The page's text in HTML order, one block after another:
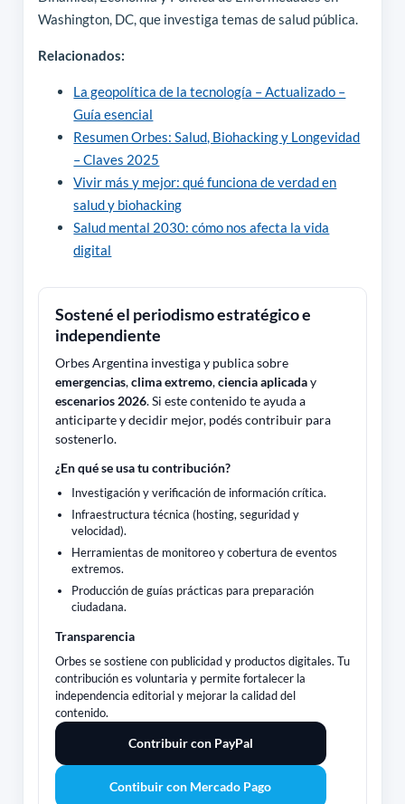
Washington, DC, que investiga temas de salud pública.
Relacionados:
La geopolítica de la tecnología – Actualizado –
Guía esencial
Resumen Orbes: Salud, Biohacking y Longevidad
– Claves 2025
Vivir más y mejor: qué funciona de verdad en
salud y biohacking
Salud mental 2030: cómo nos afecta la vida
digital
Sostené el periodismo estratégico e
independiente
Orbes Argentina investiga y publica sobre
emergencias,clima extremo,ciencia aplicaday
escenarios 2026. Si este contenido te ayuda a
anticiparte y decidir mejor, podés contribuir para
sostenerlo.
¿En qué se usa tu contribución?
Investigación y verificación de información crítica.
Infraestructura técnica (hosting, seguridad y
velocidad).
Herramientas de monitoreo y cobertura de eventos
extremos.
Producción de guías prácticas para preparación
ciudadana.
Transparencia
Orbes se sostiene con publicidad y productos digitales. Tu
contribución es voluntaria y permite fortalecer la
independencia editorial y mejorar la calidad del
contenido.
Contribuir con PayPal
Contibuir con Mercado Pago